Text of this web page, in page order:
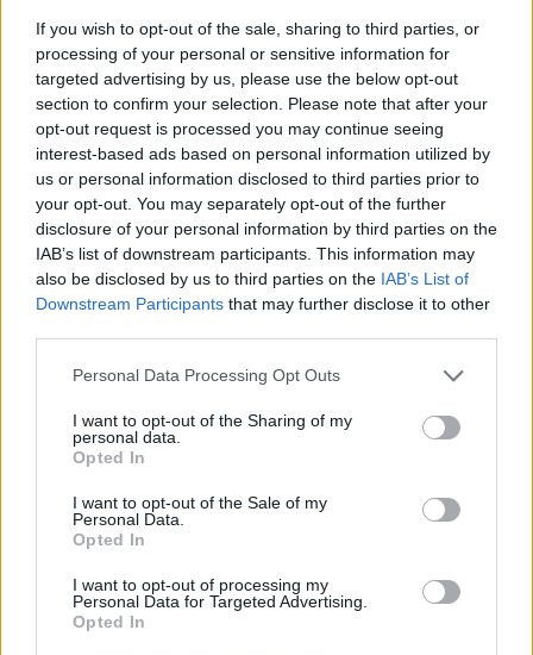
If you wish to opt-out of the sale, sharing to third parties, or
processing of your personal or sensitive information for
targeted advertising by us, please use the below opt-out
section to confirm your selection. Please note that after your
opt-out request is processed you may continue seeing
interest-based ads based on personal information utilized by
us or personal information disclosed to third parties prior to
your opt-out. You may separately opt-out of the further
disclosure of your personal information by third parties on the
IAB’s list of downstream participants. This information may
also be disclosed by us to third parties on the IAB’s List of
Downstream Participants that may further disclose it to other
Personal Data Processing Opt Outs
I want to opt-out of the Sharing of my
personal data.
Opted In
I want to opt-out of the Sale of my
Personal Data.
Opted In
I want to opt-out of processing my
Personal Data for Targeted Advertising.
Opted In
προγραμματίσει με πολλή προσοχή τη
φόρτιση του οχήματος στον προορισμό
τους.
Τον ίδιο περιορισμό υφίσταται και ο
κάτοχος ενός plug-in hybrid μοντέλου, ο
οποίος φυσικά μπορεί να έχει γεμάτο το
ντεπόζιτο του καυσίμου, ενώ περιορισμούς
υφίστανται και τα οχήματα που «καίνε»
υγραέριο ή φυσικό αέριο, μιας και για να
δεξαμενές τους να μην περιέχουν καύσιμο
άνω του 50% της συνολικής τους
χωρητικότητας.